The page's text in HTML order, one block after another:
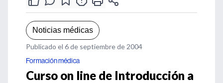
Noticias médicas
Publicado el 6 de septiembre de 2004
Formación médica
Curso on line de Introducción a